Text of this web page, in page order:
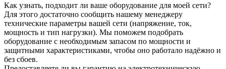
Как узнать, подходит ли ваше оборудование для моей сети?
Для этого достаточно сообщить нашему менеджеру
технические параметры вашей сети (напряжение, ток,
мощность и тип нагрузки). Мы поможем подобрать
оборудование с необходимым запасом по мощности и
защитными характеристиками, чтобы оно работало надёжно и
без сбоев.